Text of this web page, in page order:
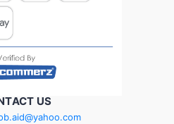
US